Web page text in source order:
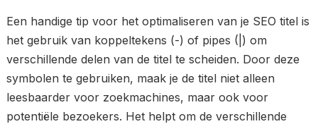
Een handige tip voor het optimaliseren van je SEO titel is
het gebruik van koppeltekens (-) of pipes (|) om
verschillende delen van de titel te scheiden. Door deze
symbolen te gebruiken, maak je de titel niet alleen
leesbaarder voor zoekmachines, maar ook voor
potentiële bezoekers. Het helpt om de verschillende